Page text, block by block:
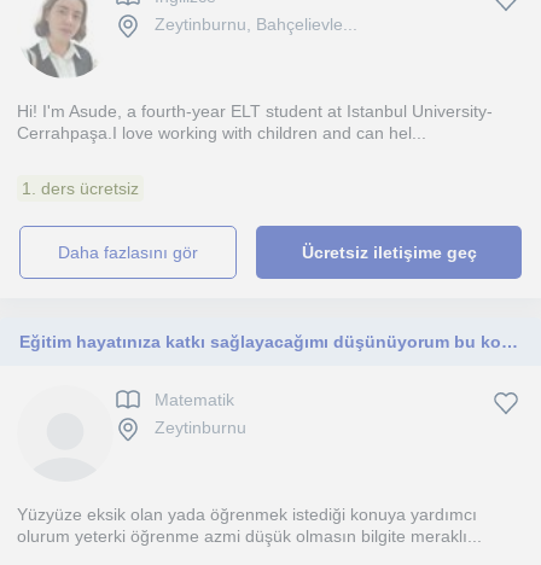
Zeytinburnu, Bahçelievle...
Hi! I'm Asude, a fourth-year ELT student at Istanbul University-
Cerrahpaşa.I love working with children and can hel...
1. ders ücretsiz
daha fazlasını gör Ücretsiz iletişime geç
Eğitim hayatınıza katkı sağlayacağımı düşünüyorum bu konuda kendimi geliştirmişim
Matematik
Zeytinburnu
Yüzyüze eksik olan yada öğrenmek istediği konuya yardımcı
olurum yeterki öğrenme azmi düşük olmasın bilgite meraklı...